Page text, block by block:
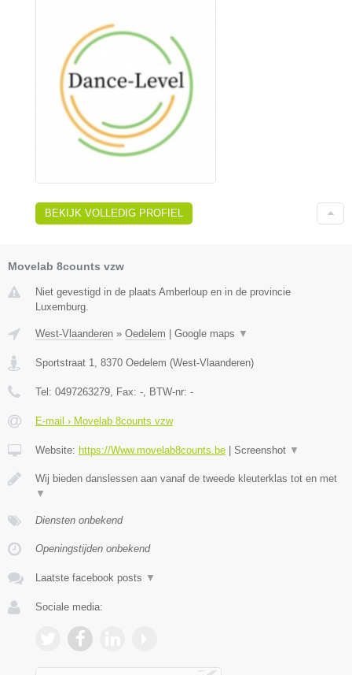
BEKIJK VOLLEDIG PROFIEL
Movelab 8counts vzw
Niet gevestigd in de plaats Amberloup en in de provincie
Luxemburg.
West-Vlaanderen » Oedelem Google maps ▼
Sportstraat 1, 8370 Oedelem (West-Vlaanderen)
Tel: 0497263279, Fax: -, BTW-nr: -
E-mail › Movelab 8counts vzw
Website: https://Www.movelab8counts.be Screenshot ▼
Wij bieden danslessen aan vanaf de tweede kleuterklas tot en met
▼
Diensten onbekend
Openingstijden onbekend
Laatste facebook posts ▼
Sociale media: